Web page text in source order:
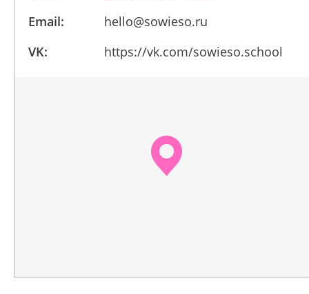
Email:
hello@sowieso.ru
VK:
https://vk.com/sowieso.school